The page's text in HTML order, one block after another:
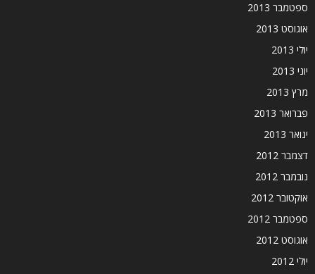
ספטמבר 2013
אוגוסט 2013
יולי 2013
יוני 2013
מרץ 2013
פברואר 2013
ינואר 2013
דצמבר 2012
נובמבר 2012
אוקטובר 2012
ספטמבר 2012
אוגוסט 2012
יולי 2012